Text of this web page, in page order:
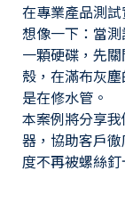
在專業產品測
想像一下：當
一顆硬碟，先
殼，在滿布灰
是在修水管。
本案例將分享
器，協助客戶
度不再被螺絲釘